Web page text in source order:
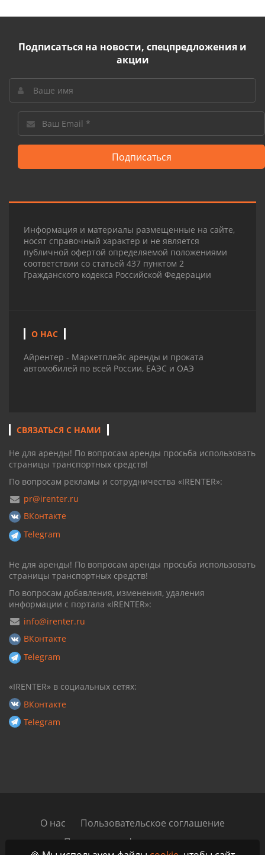
Подписаться на новости, спецпредложения и
акции
Подписаться
Информация и материалы размещенные на сайте,
носят справочный характер и не является
публичной офертой определяемой положениями
соответствии со статьей 437 пунктом 2
Гражданского кодекса Российской Федерации
О НАС
Айрентер - Маркетплейс аренды и проката
автомобилей по всей России, ЕАЭС и ОАЭ
СВЯЗАТЬСЯ С НАМИ
Не для аренды! По вопросам аренды просьба использовать
страницы транспортных средств!
По вопросам рекламы и сотрудничества «IRENTER»:
pr@irenter.ru
ВКонтакте
Telegram
Не для аренды! По вопросам аренды просьба использовать
страницы транспортных средств!
По вопросам добавления, изменения, удаления
информации с портала «IRENTER»:
info@irenter.ru
ВКонтакте
Telegram
«IRENTER» в социальных сетях:
ВКонтакте
Telegram
О нас
Пользовательское соглашение
Политика конфиденциальности